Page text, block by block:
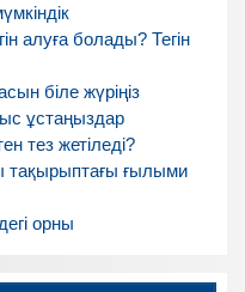
алуға болады? Тегін
біле жүріңіз
ұстаңыздар
тез жетіледі?
тақырыптағы ғылыми
орны